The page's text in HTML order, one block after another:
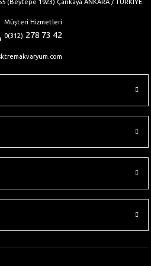
(Beytepe 1923) Çankaya ANKARA / TÜRKİYE
Müşteri Hizmetleri
0(312) 278 73 42